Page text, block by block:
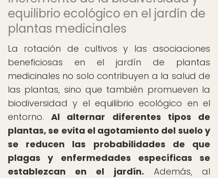
equilibrio ecológico en el jardín de
plantas medicinales
La rotación de cultivos y las asociaciones
beneficiosas en el jardín de plantas
medicinales no solo contribuyen a la salud de
las plantas, sino que también promueven la
biodiversidad y el equilibrio ecológico en el
entorno.Al alternar diferentes tipos de
plantas, se evita el agotamiento del suelo y
se reducen las probabilidades de que
plagas y enfermedades específicas se
establezcan en el jardín. Además, al